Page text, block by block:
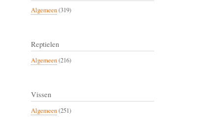
Algemeen(319)
Reptielen
Algemeen(216)
Vissen
Algemeen(251)